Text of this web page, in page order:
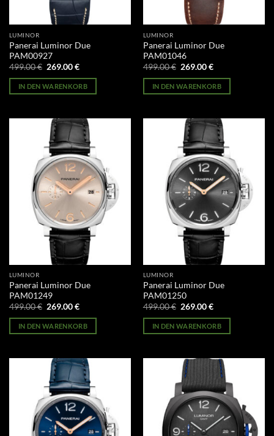
LUMINOR
Panerai Luminor Due
PAM00927
499.00€ Ursprünglicher
war:
499.00 €
269.00€Aktueller
ist:
269.00 €.
IN DEN WARENKORB
LUMINOR
Panerai Luminor Due
PAM01046
499.00€ Ursprünglicher
war:
499.00 €
269.00€Aktueller
ist:
269.00 €.
IN DEN WARENKORB
LUMINOR
Panerai Luminor Due
PAM01249
499.00€ Ursprünglicher
war:
499.00 €
269.00€Aktueller
ist:
269.00 €.
IN DEN WARENKORB
LUMINOR
Panerai Luminor Due
PAM01250
499.00€ Ursprünglicher
war:
499.00 €
269.00€Aktueller
ist:
269.00 €.
IN DEN WARENKORB